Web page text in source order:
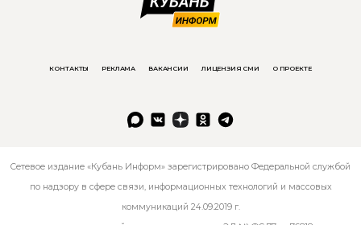
КОНТАКТЫ РЕКЛАМА ВАКАНСИИ ЛИЦЕНЗИЯ СМИ О ПРОЕКТЕ
Сетевое издание «Кубань Информ» зарегистрировано Федеральной службой
по надзору в сфере связи, информационных технологий и массовых
коммуникаций 24.09.2019 г.